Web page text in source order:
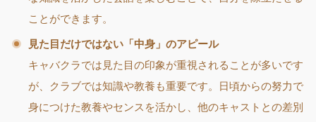
ことができます。
見た目だけではない「中身」のアピール
キャバクラでは見た目の印象が重視されることが多いです
が、クラブでは知識や教養も重要です。日頃からの努力で
身につけた教養やセンスを活かし、他のキャストとの差別